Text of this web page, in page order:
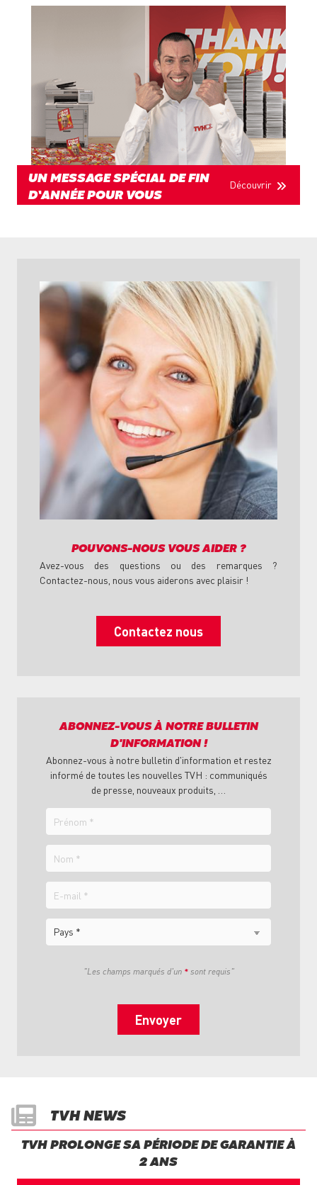
UN MESSAGE SPÉCIAL DE FIN
D’ANNÉE POUR VOUS
Découvrir
POUVONS-NOUS VOUS AIDER ?
Avez-vous des questions ou des remarques ?
Contactez-nous, nous vous aiderons avec plaisir !
Contactez nous
ABONNEZ-VOUS À NOTRE BULLETIN
D'INFORMATION !
Abonnez-vous à notre bulletin d'information et restez
informé de toutes les nouvelles TVH : communiqués
de presse, nouveaux produits, …
mail
"Les champs marqués d'un *sont requis"
TVH NEWS
TVH PROLONGE SA PÉRIODE DE GARANTIE À
2 ANS